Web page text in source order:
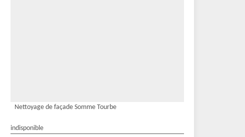
Nettoyage de façade Somme Tourbe
indisponible